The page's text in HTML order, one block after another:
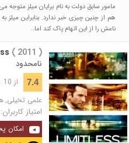
مامور سابق دولت به نام برایان میلز
هم از چنین چیزی خبر ندارد. بنابراین میلز
نامش را از این اتهام پاک کند اما…
( 2011 )
نامحدود
7.4 از 10
علمی تخیلی,
امتیاز کاربران:
امکان